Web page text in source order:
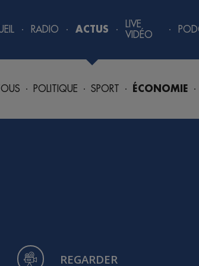
RADIO ACTUS
TOUS POLITIQUE SPORT ÉCONOMIE
LIVE
VIDÉO
REGARDER